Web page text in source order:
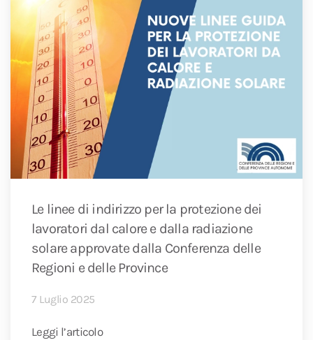
Le linee di indirizzo per la protezione dei
lavoratori dal calore e dalla radiazione
solare approvate dalla Conferenza delle
Regioni e delle Province
7 Luglio 2025
Leggi l’articolo